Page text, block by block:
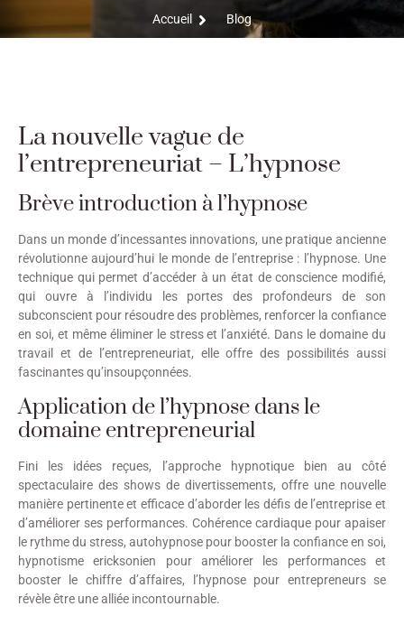
Accueil Blog
La nouvelle vague de
l’entrepreneuriat – L’hypnose
Brève introduction à l’hypnose
Dans un monde d’incessantes innovations, une pratique ancienne
révolutionne aujourd’hui le monde de l’entreprise : l’hypnose. Une
technique qui permet d’accéder à un état de conscience modifié,
qui ouvre à l’individu les portes des profondeurs de son
subconscient pour résoudre des problèmes, renforcer la confiance
en soi, et même éliminer le stress et l’anxiété. Dans le domaine du
travail et de l’entrepreneuriat, elle offre des possibilités aussi
fascinantes qu’insoupçonnées.
Application de l’hypnose dans le
domaine entrepreneurial
Fini les idées reçues, l’approche hypnotique bien au côté
spectaculaire des shows de divertissements, offre une nouvelle
manière pertinente et efficace d’aborder les défis de l’entreprise et
d’améliorer ses performances. Cohérence cardiaque pour apaiser
le rythme du stress, autohypnose pour booster la confiance en soi,
hypnotisme ericksonien pour améliorer les performances et
booster le chiffre d’affaires, l’hypnose pour entrepreneurs se
révèle être une alliée incontournable.